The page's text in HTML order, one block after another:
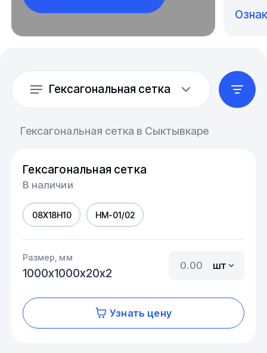
Гексагональная сетка
Гексагональная сетка в Сыктывкаре
Гексагональная сетка
В наличии
08Х18Н10 HM-01/02
Размер, мм
1000х1000х20х2
шт
Узнать цену